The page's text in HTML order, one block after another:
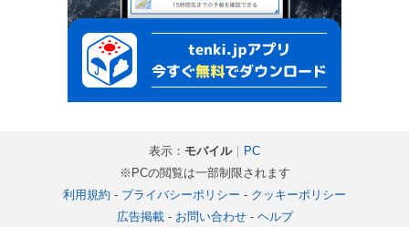
表示： モバイル｜ PC
※PCの閲覧は一部制限されます
利用規約 - プライバシーポリシー - クッキーポリシー
広告掲載- お問い合わせ- ヘルプ